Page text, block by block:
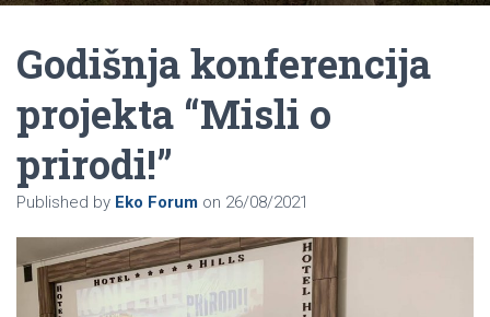
Godišnja konferencija
projekta “Misli o
prirodi!”
Published by Eko Forum on 26/08/2021